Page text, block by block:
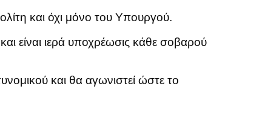
και όχι μόνο του Υπουργού.
και είναι ιερά υποχρέωσις κάθε σοβαρού
και θα αγωνιστεί ώστε το